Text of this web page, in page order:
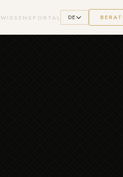
WISSENSPORTAL DE